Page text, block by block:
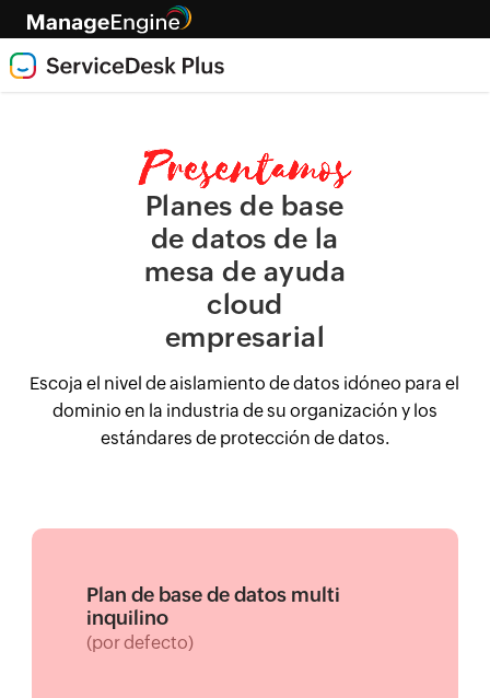
Planes de base
de datos de la
mesa de ayuda
cloud
empresarial
Escoja el nivel de aislamiento de datos idóneo para el
dominio en la industria de su organización y los
estándares de protección de datos.
Plan de base de datos multi
inquilino
(por defecto)